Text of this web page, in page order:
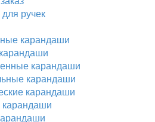
ручек
карандаши
карандаши
карандаши
карандаши
карандаши